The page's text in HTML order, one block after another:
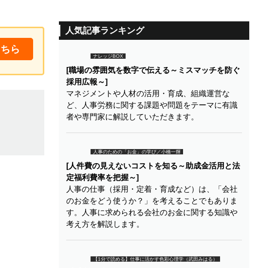
ら
人気記事ランキング
ナレッジBOX
[職場の雰囲気を数字で伝える～ミスマッチを防ぐ
採用広報～]
マネジメントや人材の活用・育成、組織運営な
ど、人事労務に関する課題や問題をテーマに有識
者や専門家に解説していただきます。
人事のための「お金」の学び／小橋一輝
[人件費の見えないコストを知る～助成金活用と法
定福利費率を把握～]
人事の仕事（採用・定着・育成など）は、「会社
のお金をどう使うか？」を考えることでもありま
す。人事に求められる会社のお金に関する知識や
考え方を解説します。
【1分で読める】仕事に活かす色彩心理学（武田みはる）